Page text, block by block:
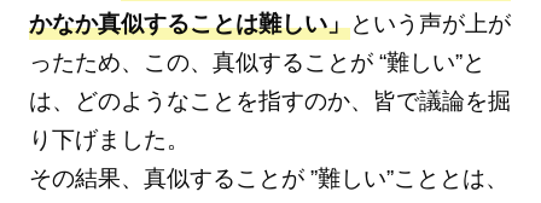
かなか真似することは難しい」という声が上が
ったため、この、真似することが “難しい”と
は、どのようなことを指すのか、皆で議論を掘
り下げました。
その結果、真似することが ”難しい”こととは、